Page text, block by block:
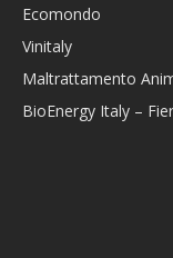
Ecomondo
Vinitaly
Maltrattamento
BioEnergy Italy –